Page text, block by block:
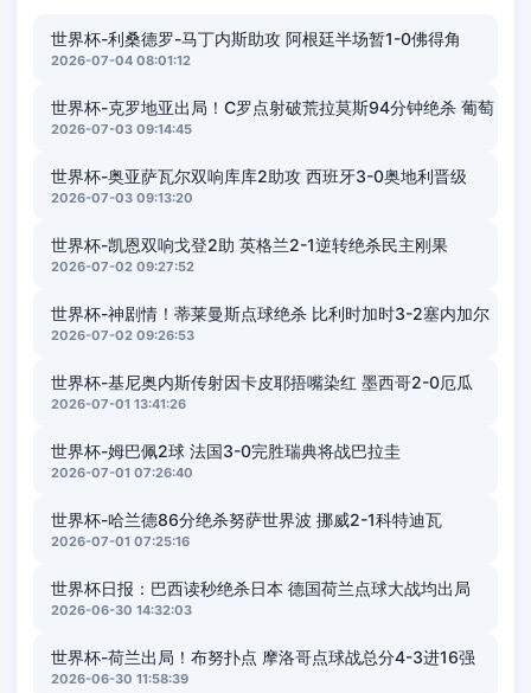
世界杯-利桑德罗-马丁内斯助攻 阿根廷半场暂1-0佛得角
2026-07-04 08:01:12
世界杯-克罗地亚出局！C罗点射破荒拉莫斯94分钟绝杀 葡萄
2026-07-03 09:14:45
世界杯-奥亚萨瓦尔双响库库2助攻 西班牙3-0奥地利晋级
2026-07-03 09:13:20
世界杯-凯恩双响戈登2助 英格兰2-1逆转绝杀民主刚果
2026-07-02 09:27:52
世界杯-神剧情！蒂莱曼斯点球绝杀 比利时加时3-2塞内加尔
2026-07-02 09:26:53
世界杯-基尼奥内斯传射因卡皮耶捂嘴染红 墨西哥2-0厄瓜
2026-07-01 13:41:26
世界杯-姆巴佩2球 法国3-0完胜瑞典将战巴拉圭
2026-07-01 07:26:40
世界杯-哈兰德86分绝杀努萨世界波 挪威2-1科特迪瓦
2026-07-01 07:25:16
世界杯日报：巴西读秒绝杀日本 德国荷兰点球大战均出局
2026-06-30 14:32:03
世界杯-荷兰出局！布努扑点 摩洛哥点球战总分4-3进16强
2026-06-30 11:58:39